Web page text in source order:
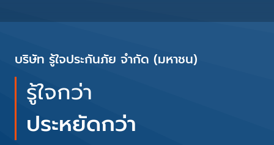
บริษัท รู้ใจประกันภัย จำกัด (มหาชน)
รู้ใจกว่า
ประหยัดกว่า